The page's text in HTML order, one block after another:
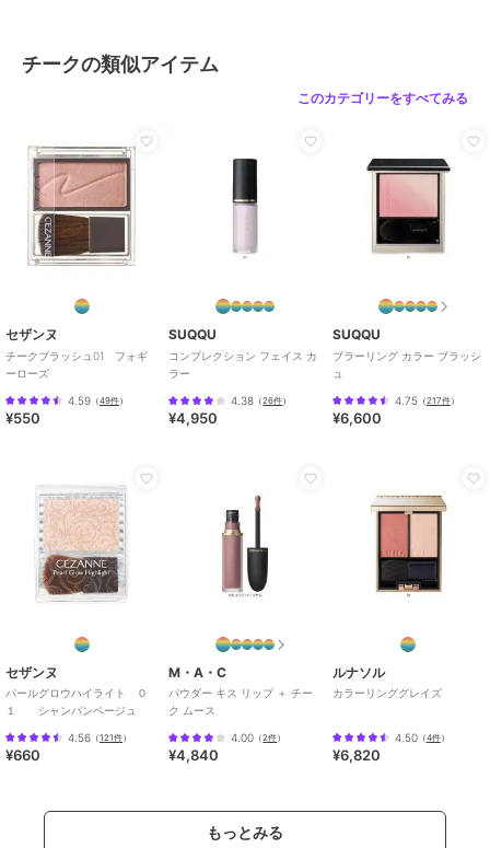
チークの類似アイテム
このカテゴリーをすべてみる
セザンヌ
チークブラッシュ01 フォギ
ーローズ
4.59 （49件）
¥550
SUQQU
コンプレクション フェイス カ
ラー
4.38 （26件）
¥4,950
SUQQU
ブラーリング カラー ブラッシ
ュ
4.75（217件）
¥6,600
セザンヌ
パールグロウハイライト ０
１ シャンパンベージュ
4.56 （121件）
¥660
M・A・C
パウダー キス リップ ＋ チー
ク ムース
4.00 （2件）
¥4,840
ルナソル
カラーリンググレイズ
4.50（4件）
¥6,820
もっとみる